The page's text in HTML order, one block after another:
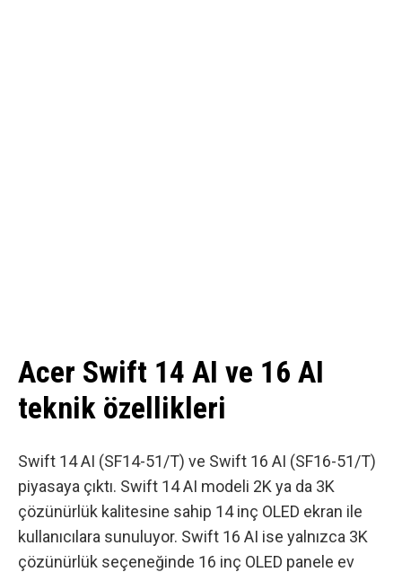
Acer Swift 14 AI ve 16 AI
teknik özellikleri
Swift 14 AI (SF14-51/T) ve Swift 16 AI (SF16-51/T)
piyasaya çıktı. Swift 14 AI modeli 2K ya da 3K
çözünürlük kalitesine sahip 14 inç OLED ekran ile
kullanıcılara sunuluyor. Swift 16 AI ise yalnızca 3K
çözünürlük seçeneğinde 16 inç OLED panele ev